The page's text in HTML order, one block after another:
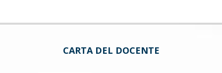
CARTA DEL DOCENTE